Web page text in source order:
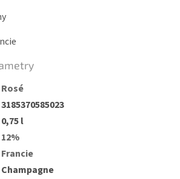
Rosé
3185370585023
0,75 l
12%
Francie
Champagne